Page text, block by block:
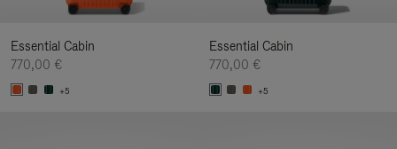
Essential Cabin
770,00 €
+5
Essential Cabin
770,00 €
+5